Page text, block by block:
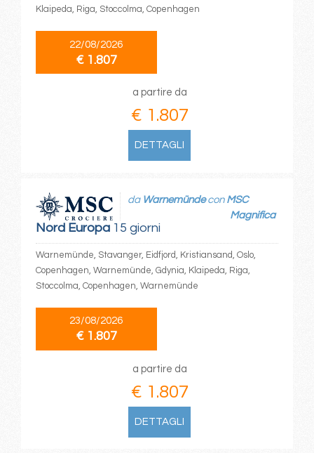
Klaipeda, Riga, Stoccolma, Copenhagen
22/08/2026
€ 1.807
a partire da
€ 1.807
DETTAGLI
Nord Europa15 giorni
da Warnemündecon MSC
Magnifica
Warnemünde, Stavanger, Eidfjord, Kristiansand, Oslo,
Copenhagen, Warnemünde, Gdynia, Klaipeda, Riga,
Stoccolma, Copenhagen, Warnemünde
23/08/2026
€ 1.807
a partire da
€ 1.807
DETTAGLI